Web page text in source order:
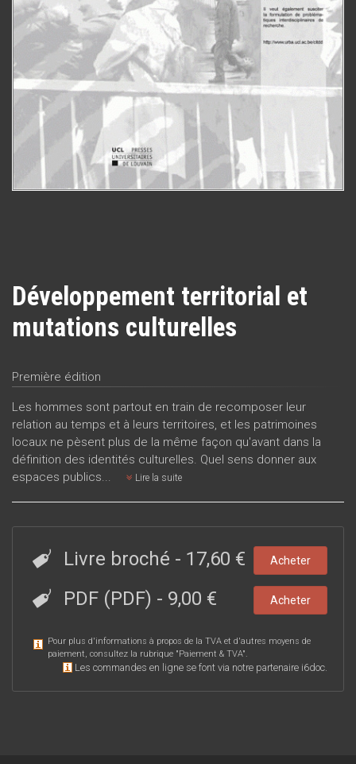
Développement territorial et
mutations culturelles
Première édition
Les hommes sont partout en train de recomposer leur
relation au temps et à leurs territoires, et les patrimoines
locaux ne pèsent plus de la même façon qu'avant dans la
définition des identités culturelles. Quel sens donner aux
espaces publics...
Lire la suite
Livre broché - 17,60 € Acheter
PDF (PDF) - 9,00 € Acheter
Pour plus d'informations à propos de la TVA et d'autres moyens de
paiement, consultez la rubrique "Paiement & TVA".
Les commandes en ligne se font via notre partenaire i6doc.